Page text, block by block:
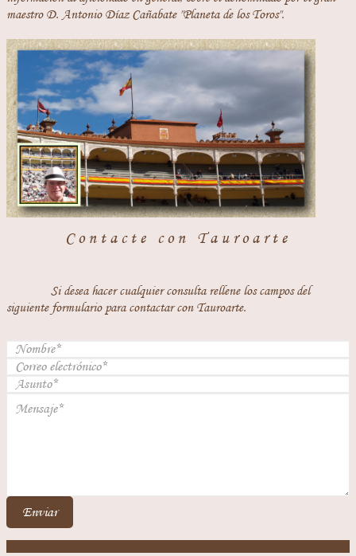
CORRER AL TORO
CRINOLINAS
DE COSTADILLO
DESPLANTES
LOPECINAS
GALLOSINAS
GAONERAS
MARIPOSAS
TAPATÍAS
ESCOBINAS
maestro D. Antonio Díaz Cañabate "Planeta de los Toros".
Contacte con Tauroarte
Si desea hacer cualquier consulta rellene los campos del
siguiente formulario para contactar con Tauroarte.
Enviar